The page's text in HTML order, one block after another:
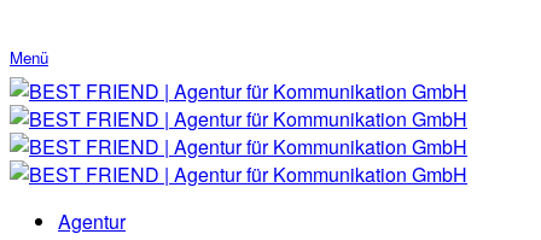
Menü
Agentur